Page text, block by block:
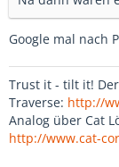
Google mal nach
Trust it - tilt it!
Traverse: http://
Analog über Cat
http://www.cat-